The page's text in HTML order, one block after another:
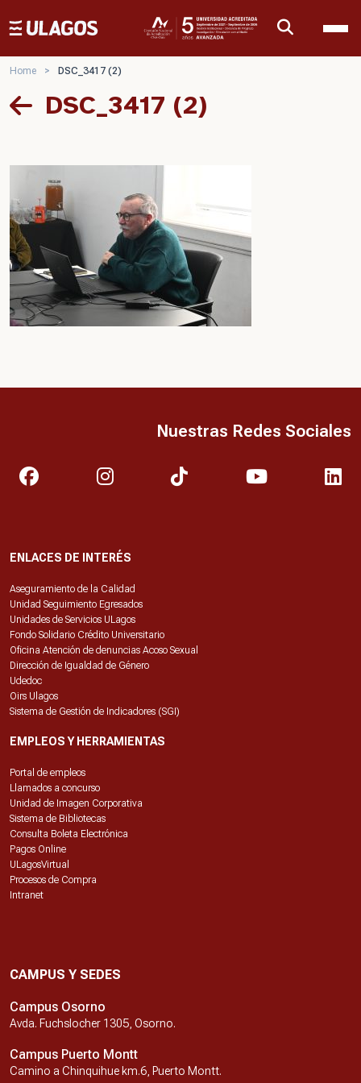
Ulagos Template
Home > DSC_3417 (2)
DSC_3417 (2)
ENLACES DE INTERÉS
Aseguramiento de la Calidad
Unidad Seguimiento Egresados
Unidades de Servicios ULagos
Fondo Solidario Crédito Universitario
Oficina Atención de denuncias Acoso Sexual
Dirección de Igualdad de Género
Udedoc
Oirs Ulagos
Sistema de Gestión de Indicadores (SGI)
EMPLEOS Y HERRAMIENTAS
Portal de empleos
Llamados a concurso
Unidad de Imagen Corporativa
Sistema de Bibliotecas
Consulta Boleta Electrónica
Pagos Online
ULagosVirtual
Procesos de Compra
Intranet
CAMPUS Y SEDES
Campus Osorno
Avda. Fuchslocher 1305, Osorno.
Campus Puerto Montt
Camino a Chinquihue km.6, Puerto Montt.
Nuestras Redes Sociales